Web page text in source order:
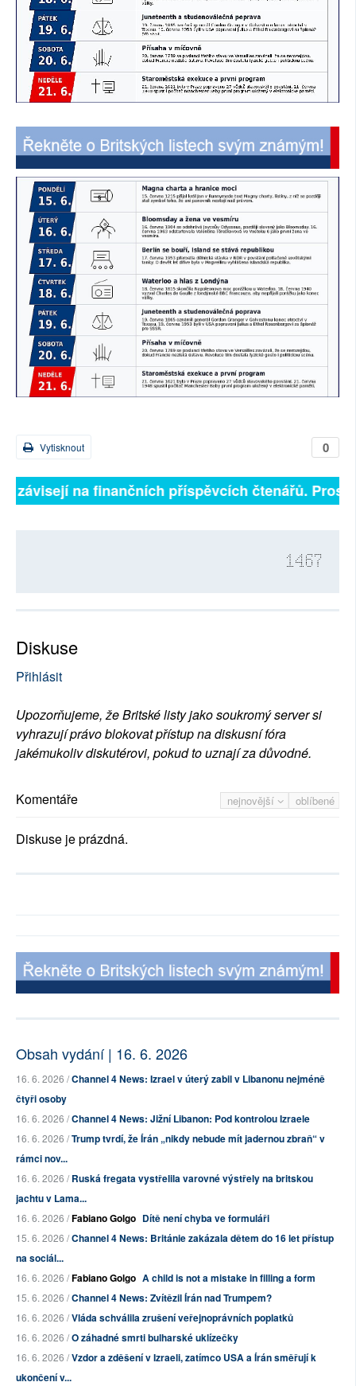
0
Vytisknout
závisejí na finančních příspěvcích čtenářů.
1467
Diskuse
Přihlásit
Upozorňujeme, že Britské listy jako soukromý server si
vyhrazují právo blokovat přístup na diskusní fóra
jakémukoliv diskutérovi, pokud to uznají za důvodné.
nejnovější oblíbené
Komentáře
Diskuse je prázdná.
Obsah vydání | 16. 6. 2026
16. 6. 2026 /Channel 4 News: Izrael v úterý zabil v Libanonu nejméně
čtyři osoby
16. 6. 2026 /Channel 4 News: Jižní Libanon: Pod kontrolou Izraele
16. 6. 2026 /Trump tvrdí, že Írán „nikdy nebude mít jadernou zbraň“ v
rámci nov...
16. 6. 2026 /Ruská fregata vystřelila varovné výstřely na britskou
jachtu v Lama...
16. 6. 2026 /Fabiano Golgo Dítě není chyba ve formuláři
15. 6. 2026 /Channel 4 News: Británie zakázala dětem do 16 let přístup
na sociál...
16. 6. 2026 /Fabiano Golgo A child is not a mistake in filling a form
15. 6. 2026 /Channel 4 News: Zvítězil Írán nad Trumpem?
16. 6. 2026 /Vláda schválila zrušení veřejnoprávních poplatků
16. 6. 2026 /O záhadné smrti bulharské uklízečky
16. 6. 2026 /Vzdor a zděšení v Izraeli, zatímco USA a Írán směřují k
ukončení v...